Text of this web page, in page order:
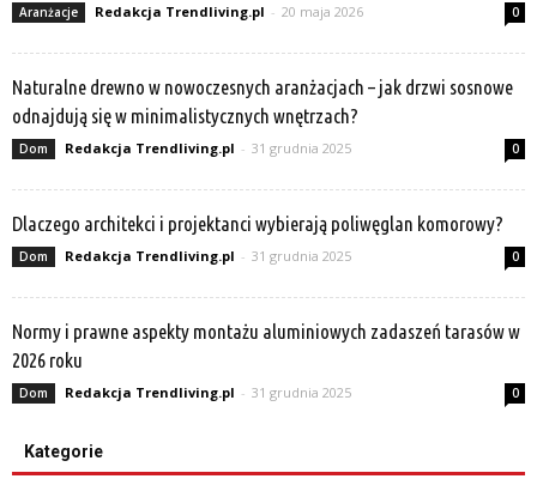
Aranżacje Redakcja Trendliving.pl - 20 maja 2026 0
Naturalne drewno w nowoczesnych aranżacjach – jak drzwi sosnowe
odnajdują się w minimalistycznych wnętrzach?
Dom Redakcja Trendliving.pl - 31 grudnia 2025 0
Dlaczego architekci i projektanci wybierają poliwęglan komorowy?
Dom Redakcja Trendliving.pl - 31 grudnia 2025 0
Normy i prawne aspekty montażu aluminiowych zadaszeń tarasów w
2026 roku
Dom Redakcja Trendliving.pl - 31 grudnia 2025 0
Kategorie